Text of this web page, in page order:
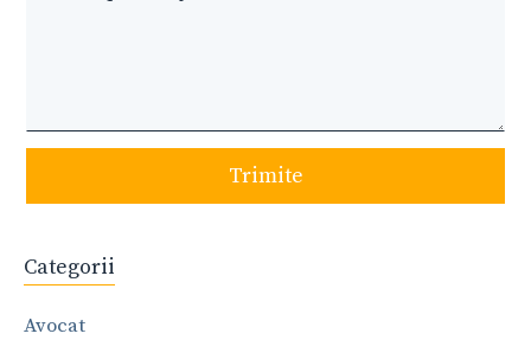
Trimite
Categorii
Avocat